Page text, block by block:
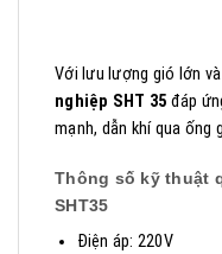
Với lưu lượng gió lớn
nghiệp SHT 35 đáp
mạnh, dẫn khí qua ống
Thông số kỹ thuật
SHT35
Điện áp: 220V